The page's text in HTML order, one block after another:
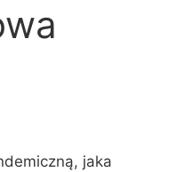
jaka